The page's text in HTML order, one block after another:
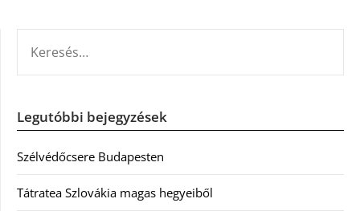
Legutóbbi bejegyzések
Szélvédőcsere Budapesten
Tátratea Szlovákia magas hegyeiből